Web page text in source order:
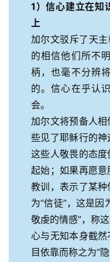
1）信心建立在知
上
加尔文驳斥了天主
的相信他们所不
柄，也毫不分辨
的。信心在乎认
会。
加尔文将预备人
些见了耶稣行的神
这些人敬畏的态
起始；如果再愿
教训，表示了某
为“信徒”，这是因
敬虔的情感”，称
心与无知本身截
目依靠而称之为“隐